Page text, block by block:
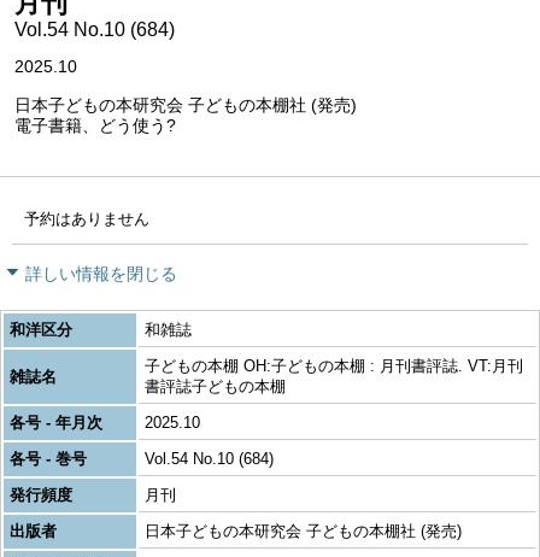
Vol.54 No.10 (684)
2025.10
日本子どもの本研究会 子どもの本棚社 (発売)
電子書籍、どう使う?
予約はありません
詳しい情報を閉じる
和洋区分 和雑誌
雑誌名
子どもの本棚 OH:子どもの本棚 : 月刊書評誌. VT:月刊
書評誌子どもの本棚
各号 - 年月次
2025.10
各号 - 巻号
Vol.54 No.10 (684)
発行頻度
月刊
出版者
日本子どもの本研究会 子どもの本棚社 (発売)